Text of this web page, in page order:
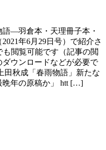
―羽倉本・天理冊子本・
年6月29日号）で紹介さ
も閲覧可能です（記事の閲
ウンロードなどが必要で
田秋成「春雨物語」新たな
年の原稿か」 htt […]